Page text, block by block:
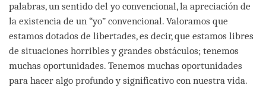
palabras, un sentido del yo convencional, la apreciación de
la existencia de un “yo” convencional. Valoramos que
estamos dotados de libertades, es decir, que estamos libres
de situaciones horribles y grandes obstáculos; tenemos
muchas oportunidades. Tenemos muchas oportunidades
para hacer algo profundo y significativo con nuestra vida.